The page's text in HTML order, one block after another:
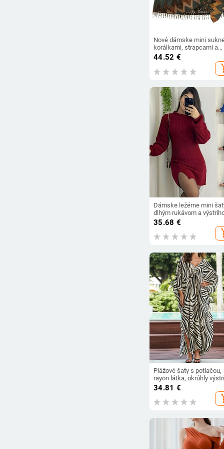
Nové dámske mini
korálkami, strapcami a
šnurovaním, s mašľou,
ležérne, s vysokým
voľné pouličné oblečenie
44.52 €
Dámske ležérne mini
dlhým rukávom a
do V, ležérne, s
výstrihom do V, s dlhým
rukávom, ležérne,
kancelárske, dámske
35.68 €
Plážové šaty s potlačou,
rayon látka, okrúhly
krátke rukávy, A-línia strih
34.81 €